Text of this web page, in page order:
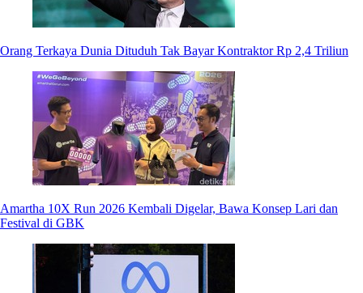
Orang Terkaya Dunia Dituduh Tak Bayar Kontraktor Rp 2,4 Triliun
Amartha 10X Run 2026 Kembali Digelar, Bawa Konsep Lari dan
Festival di GBK